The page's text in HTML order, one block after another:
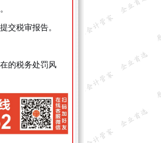
交税审报告。
的税务处罚风